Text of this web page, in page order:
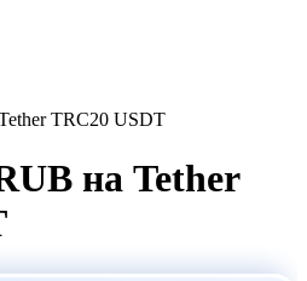
TRC20 USDT
на Tether